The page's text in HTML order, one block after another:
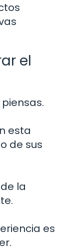
el
esta
de sus
la
es